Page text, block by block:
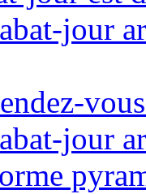
jour
jour